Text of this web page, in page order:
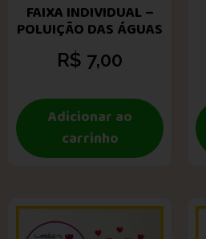
FAIXA INDIVIDUAL –
POLUIÇÃO DAS ÁGUAS
R$ 7,00
Adicionar ao
carrinho